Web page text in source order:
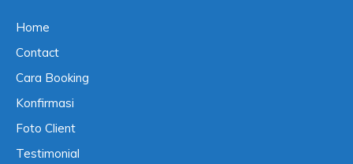
Home
Contact
Cara Booking
Konfirmasi
Foto Client
Testimonial